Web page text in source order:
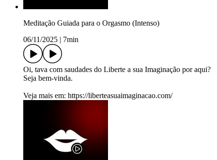
Meditação Guiada para o Orgasmo (Intenso)
06/11/2025
7min
Oi, tava com saudades do Liberte a sua Imaginação por aqui?
Seja bem-vinda.
Veja mais em: https://liberteasuaimaginacao.com/